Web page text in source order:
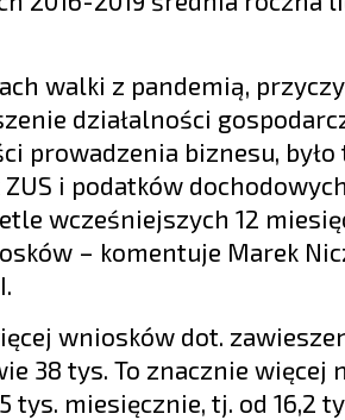
walki z pandemią,
działalności
prowadzenia biznesu, było
i podatków
wcześniejszych 12
– komentuje Marek
wniosków dot.
38 tys. To znacznie więcej
tys. miesięcznie, tj. od 16,2